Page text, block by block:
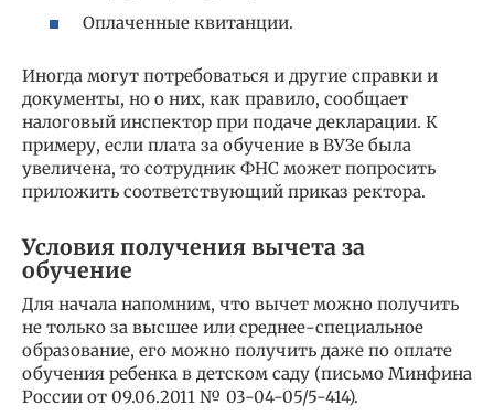
Оплаченные квитанции.
Иногда могут потребоваться и другие справки и
документы, но о них, как правило, сообщает
налоговый инспектор при подаче декларации. К
примеру, если плата за обучение в ВУЗе была
увеличена, то сотрудник ФНС может попросить
приложить соответствующий приказ ректора.
Условия получения вычета за
обучение
Для начала напомним, что вычет можно получить
не только за высшее или среднее-специальное
образование, его можно получить даже по оплате
обучения ребенка в детском саду (письмо Минфина
России от 09.06.2011 № 03-04-05/5-414).